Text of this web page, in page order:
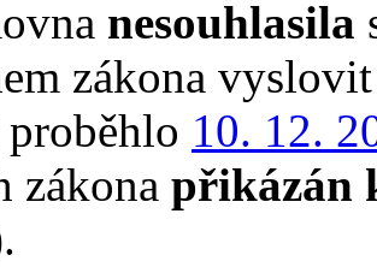
nesouhlasila
zákona
10. 12.
zákona přikázán